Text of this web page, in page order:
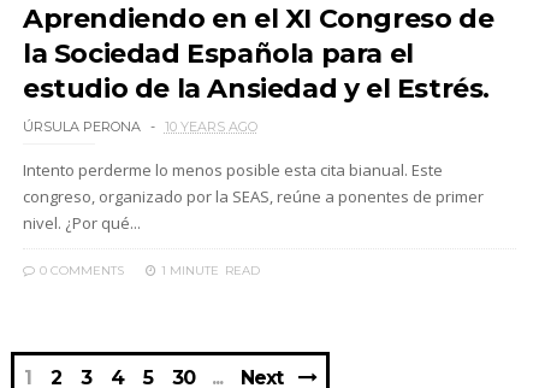
Aprendiendo en el XI Congreso de
la Sociedad Española para el
estudio de la Ansiedad y el Estrés.
ÚRSULA PERONA 10 YEARS AGO
Intento perderme lo menos posible esta cita bianual. Este
congreso, organizado por la SEAS, reúne a ponentes de primer
nivel. ¿Por qué...
0 COMMENTS 1 MINUTE READ
1 2 3 4 5 30 Next